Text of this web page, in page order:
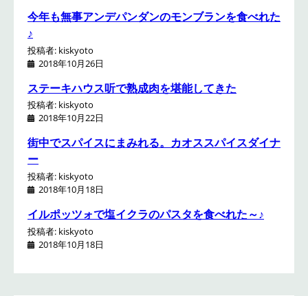
今年も無事アンデパンダンのモンブランを食べれた
♪
投稿者: kiskyoto
2018年10月26日
ステーキハウス听で熟成肉を堪能してきた
投稿者: kiskyoto
2018年10月22日
街中でスパイスにまみれる。カオススパイスダイナ
ー
投稿者: kiskyoto
2018年10月18日
イルポッツォで塩イクラのパスタを食べれた～♪
投稿者: kiskyoto
2018年10月18日